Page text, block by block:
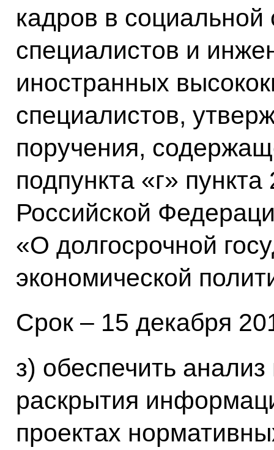
кадров в
специалистов и
иностранных
специалистов,
поручения,
подпункта «г»
Российской
«О долгосрочной
экономической
Срок – 15 декабря
з) обеспечить
раскрытия
проектах